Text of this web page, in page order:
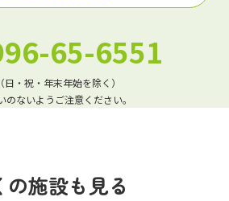
65-6551
・祝・年末年始を除く）
ないようご注意ください。
の施設も見る